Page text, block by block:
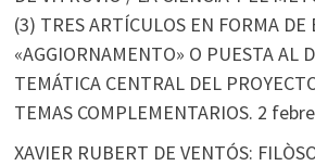
(3) TRES ARTÍCULOS EN FORMA DE
«AGGIORNAMENTO» O PUESTA AL
TEMÁTICA CENTRAL DEL
TEMAS COMPLEMENTARIOS. 2
XAVIER RUBERT DE VENTÓS: